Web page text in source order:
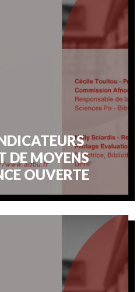
DE MOYENS
OUVERTE